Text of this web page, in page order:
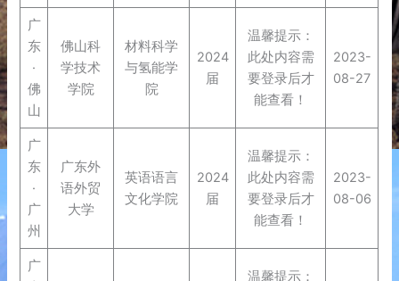
广
东
·
佛
山
佛山科
学技术
学院
材料科学
与氢能学
院
2024
届
温馨提示：
此处内容需
要登录后才
能查看！
2023-
08-27
广
东
·
广
州
广东外
语外贸
大学
英语语言
文化学院
2024
届
温馨提示：
此处内容需
要登录后才
能查看！
2023-
08-06
广
温馨提示：